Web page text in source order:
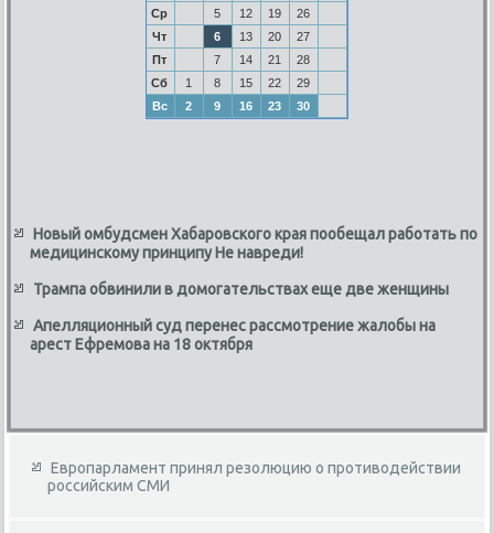
Ср
5 12 19
26
Чт
6 13 20
27
Пт
7 14 21
28
Сб
1 8 15 22
29
Вс
2 9 16 23 30
Новый омбудсмен Хабаровского края пообещал работать по
медицинскому принципу Не навреди!
Трампа обвинили в домогательствах еще две женщины
Апелляционный суд перенес рассмотрение жалобы на
арест Ефремова на 18 октября
Европарламент принял резолюцию о противодействии
российским СМИ